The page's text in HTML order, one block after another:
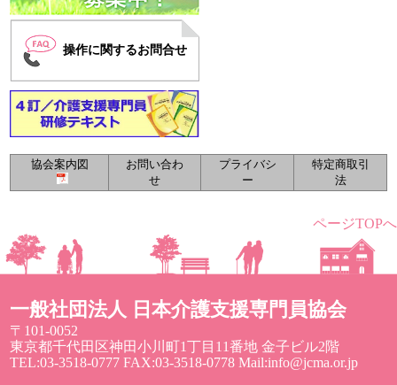
操作に関するお問合せ
ページTOPへ
一般社団法人 日本介護支援専門員協会
〒101-0052
東京都千代田区神田小川町1丁目11番地 金子ビル2階
TEL:03-3518-0777 FAX:03-3518-0778 Mail:info@jcma.or.jp
協会案内図
お問い合わ
せ
プライバシ
ー
特定商取引
法